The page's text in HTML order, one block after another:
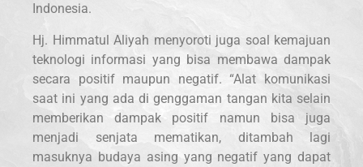
Indonesia.
Hj. Himmatul Aliyah menyoroti juga soal kemajuan
teknologi informasi yang bisa membawa dampak
secara positif maupun negatif. “Alat komunikasi
saat ini yang ada di genggaman tangan kita selain
memberikan dampak positif namun bisa juga
menjadi senjata mematikan, ditambah lagi
masuknya budaya asing yang negatif yang dapat